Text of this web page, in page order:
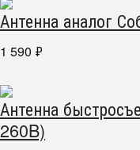
Антенна аналог
1 590 ₽
Антенна
260B)